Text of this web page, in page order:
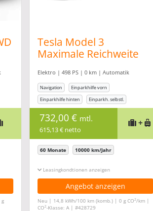
g
Tesla Model 3
Maximale Reichweite
inclusive*
Elektro | 498 PS | 0 km | Automatik
Navigation
Einparkhilfe vorn
Einparkhilfe hinten
Einparkh. selbstl.
732,00 € mtl.
615,13 € netto
+
60 Monate 10000 km/Jahr
Leasingkonditionen ein-/ausblenden
Angebot anzeigen
Neu | 14,8 kWh/100 km (komb.) | 0 g CO2/km |
CO2-Klasse: A | #428729